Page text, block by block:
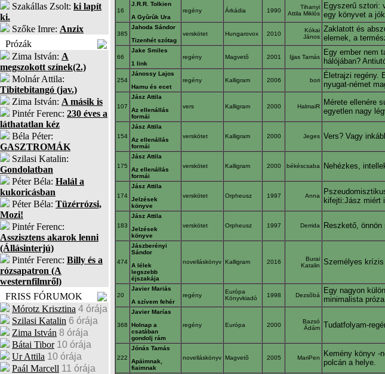
Szakállas Zsolt: ki lapít
ki.
Szőke Imre: Anzix
Prózák
Zima István: A
megszokott színek(2.)
Molnár Attila:
Tibitebitangó (jav.)
Zima István: A másik is
Pintér Ferenc: 230 éves a
láthatatlan kéz
Béla Péter:
GASZTROMÁK
Szilasi Katalin:
Gondolatban
Péter Béla: Halál a
kukoricásban
Péter Béla: Tüzérrózsi,
Mozi!
Pintér Ferenc:
Asszisztens akarok lenni
(Állásinterjú)
Pintér Ferenc: Billy és a
rózsapatron (A
westernfilmről)
FRISS FÓRUMOK
Mórotz Krisztina 4 órája
Szilasi Katalin 6 órája
Zima István 8 órája
Bátai Tibor 10 órája
Ur Attila 10 órája
Paál Marcell 11 órája
16
J.R.R. Tolkien
A Gyûrûk Ura
regény Árkádia 1990
Tihanyi
Attila Miklós
Egyszerű sztori:
egy könyvet a
385
Jahoda Sándor
Tizenhét szótag
verskötet Hungarovox 2010
Kókai
János
Zaklatott és
elemek, a
66
Jake Smiles
1 link
regény Magvetõ 2001 Ijjas Tamás
Egy ember nem
hálójában?
254
Jánossy Lajos
Hamu és ecet
regény Kalligram 2006 bori
Életrajzi regény.
nyugat-német
107
Jász Attila
Az ellenállás
formái
vers Kalligram 2000 HalmaiR
Mérete ellenére
egyetlen nagy
154
Jász Attila
Az ellenállás
formái
verskötet Kalligram 2000 Jeges Vers? Vagy
175
Jász Attila
Az ellenállás
formái
verskötet Kalligram 2000 békéscsaba Nehézkes,
174
Jász Attila
Jelzések
könyve
verskötet Orpheusz 1997 Anna
kifejti:Jász miért
183
Jász Attila
Jelzések
könyve
verskötet Orpheusz 1997 Derrida Reszkető,
474
Jászberényi
Sándor
A lélek
legszebb
éjszakája
novelláskönyv Kalligram 2016
Burai
Katalin
Személyes krízis
20
Javier Mariás
A szívem fehér
regény
Európa
Könyvkiadó
1998 Dezsõbá
Egy nagyon
minimalista
368
Javier Marías
Holnap a
csatában
gondolj rám
regény Európa 2000
Bazsó
Ádám Tudatfolyam-
222
Jónás Tamás
Apáimnak,
fiaimnak
novelláskönyv Magvetõ 2005 MariPen
Kemény könyv -
polcán a helye.